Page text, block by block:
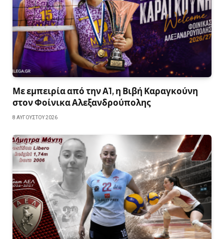
Με εμπειρία από την Α1, η Βιβή Καραγκούνη
στον Φοίνικα Αλεξανδρούπολης
8 ΑΥΓΟΎΣΤΟΥ 2026